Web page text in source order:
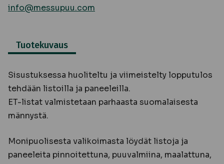
info@messupuu.com
Tuotekuvaus
Sisustuksessa huoliteltu ja viimeistelty lopputulos
tehdään listoilla ja paneeleilla.
ET-listat valmistetaan parhaasta suomalaisesta
männystä.
Monipuolisesta valikoimasta löydät listoja ja
paneeleita pinnoitettuna, puuvalmiina, maalattuna,